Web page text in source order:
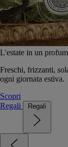
L'estate in un
Freschi, frizzanti,
ogni giornata estiva.
Scopri
Regali
Regali